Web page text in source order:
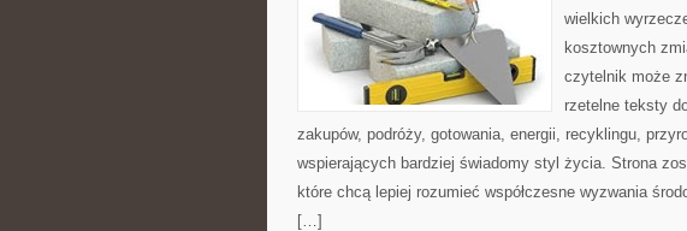
wielkich
kosztownych
czytelnik może
rzetelne teksty
zakupów, podróży, gotowania, energii, recyklingu,
wspierających bardziej świadomy styl życia. Strona
które chcą lepiej rozumieć współczesne wyzwania
[…]